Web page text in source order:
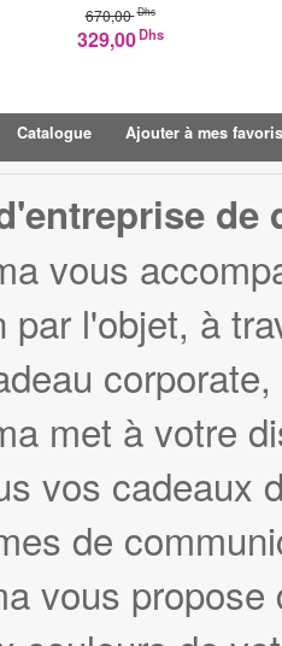
670,00Dhs
329,00Dhs
Catalogue Ajouter à mes favoris
vous
par l'objet, à
met à votre
vos cadeaux
de
vous